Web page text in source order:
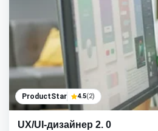
ProductStar 4.5(2)
UX/UI-дизайнер 2. 0